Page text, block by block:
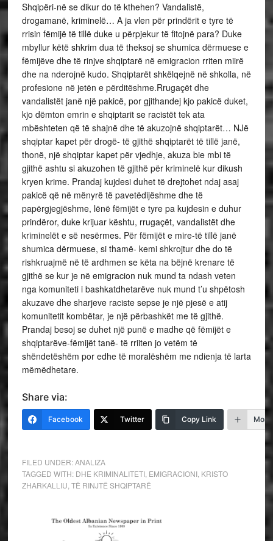
Shqipëri-në se dikur do të kthehen? Vandalistë,
drogamanë, kriminelë… A ja vlen për prindërit e tyre të
rrisin fëmijë të tillë duke u përpjekur të fitojnë para? Duke
mbyllur këtë shkrim dua të theksoj se shumica dërmuese e
fëmijëve dhe të rinjve shqiptarë në emigracion rriten miirë
dhe na nderojnë kudo. Shqiptarët shkëlqejnë në shkolla, në
profesione në jetën e përditëshme.Rrugaçët dhe
vandalistët janë një pakicë, por gjithandej kjo pakicë duket,
kjo dëmton emrin e shqiptarit se racistët tek ata
mbështeten që të shajnë dhe të akuzojnë shqiptarët… NJë
shqiptar kapet për drogë- të gjithë shqiptarët të tillë janë,
thonë, një shqiptar kapet për vjedhje, akuza bie mbi të
gjithë ashtu si akuzohen të gjithë për kriminelë kur dikush
kryen krime. Prandaj kujdesi duhet të drejtohet ndaj asaj
pakicë që në mënyrë të pavetëdijëshme dhe të
papërgjegjëshme, lënë fëmijët e tyre pa kujdesin e duhur
prindëror, duke krijuar kështu, rrugaçët, vandalistët dhe
kriminelët e së nesërmes. Për fëmijët e mire-të tillë janë
shumica dërmuese, si thamë- kemi shkrojtur dhe do të
rishkruajmë në të ardhmen se këta na bëjnë krenare të
gjithë se kur je në emigracion nuk mund ta ndash veten
nga komuniteti i bashkatdhetarëve nuk mund t’u shpëtosh
akuzave dhe sharjeve raciste sepse je një pjesë e atij
komunitetit kombëtar, je një përbashkët me të gjithë.
Prandaj besoj se duhet një punë e madhe që fëmijët e
shqiptarëve-fëmijët tanë- të rriiten jo vetëm të
shëndetëshëm por edhe të moralëshëm me ndienja të larta
mëmëdhetare.
Share via:
Facebook Twitter Copy Link More
FILED UNDER:ANALIZA
TAGGED WITH: DHE KRIMINALITETI, EMIGRACIONI, KRISTO
ZHARKALLIU TË RINJTË SHQIPTARË